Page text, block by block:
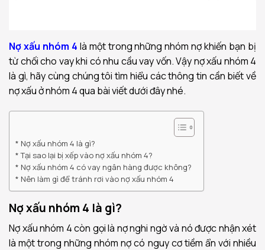
Nợ xấu nhóm 4 là một trong những nhóm nợ khiến bạn bị
từ chối cho vay khi có nhu cầu vay vốn. Vậy nợ xấu nhóm 4
là gì, hãy cùng chúng tôi tìm hiểu các thông tin cần biết về
nợ xấu ở nhóm 4 qua bài viết dưới đây nhé.
Nợ xấu nhóm 4 là gì?
Tại sao lại bị xếp vào nợ xấu nhóm 4?
Nợ xấu nhóm 4 có vay ngân hàng được không?
Nên làm gì để tránh rơi vào nợ xấu nhóm 4
Nợ xấu nhóm 4 là gì?
Nợ xấu nhóm 4 còn gọi là nợ nghi ngờ và nó được nhận xét
là một trong những nhóm nợ có nguy cơ tiềm ẩn với nhiều